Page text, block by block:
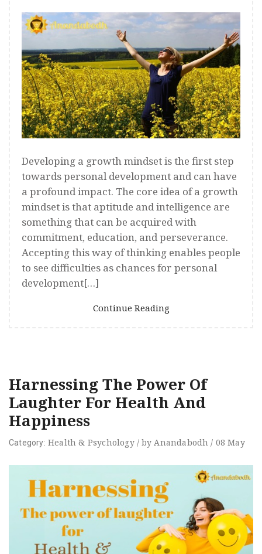
Developing a growth mindset is the first step
towards personal development and can have
a profound impact. The core idea of a growth
mindset is that aptitude and intelligence are
something that can be acquired with
commitment, education, and perseverance.
Accepting this way of thinking enables people
to see difficulties as chances for personal
development[…]
Continue Reading
Harnessing The Power Of
Laughter For Health And
Happiness
Category: Health & Psychology / by Anandabodh / 08 May